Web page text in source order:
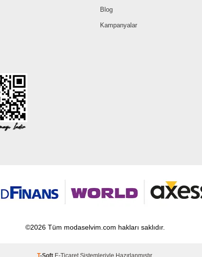
Blog
Kampanyalar
©2026 Tüm modaselvim.com hakları saklıdır.
T-Soft E-Ticaret Sistemleriyle Hazırlanmıştır.